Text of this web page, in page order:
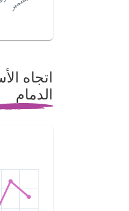
اتجاه
الدمام